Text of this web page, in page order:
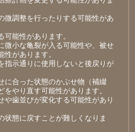
微調整を⾏ったりする可能性があ
能性があります。
微⼩な⻲裂が⼊る可能性や、被せ
があります。
指⽰通りに使⽤しないと後戻りが
に合った状態のかぶせ物（補綴
やり直す可能性があります。
や⻭並びが変化する可能性があり
状態に戻すことが難しくなりま